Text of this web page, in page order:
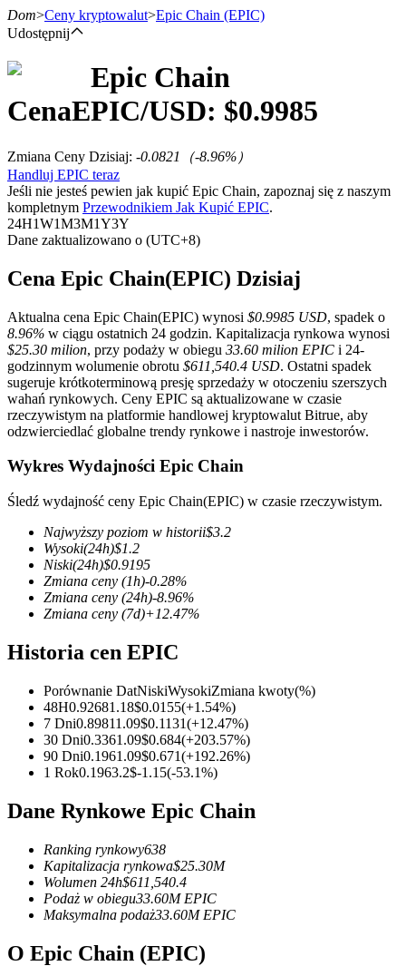
Kontrakty terminowe
Kontrakty terminowe na USDT
TradFi
Instrumenty pochodne na akcje, forex, metale szlachetne i
Kontrakty terminowe na USDC
Kontrakty futures wykorzystujące USDC jako zabezpieczenie
Dom>Ceny kryptowalut>Epic Chain (EPIC)
Udostępnij
Epic Chain
CenaEPIC/USD: $0.9985
Zmiana Ceny Dzisiaj: -0.0821 （-8.96%）
Handluj EPIC teraz
Jeśli nie jesteś pewien jak kupić Epic Chain, zapoznaj się z naszym
kompletnym Przewodnikiem Jak Kupić EPIC.
24H1W1M3M1Y3Y
Dane zaktualizowano o (UTC+8)
Cena Epic Chain(EPIC) Dzisiaj
Aktualna cena Epic Chain(EPIC) wynosi $0.9985 USD, spadek o
8.96% w ciągu ostatnich 24 godzin. Kapitalizacja rynkowa wynosi
$25.30 milion, przy podaży w obiegu 33.60 milion EPIC i 24-
godzinnym wolumenie obrotu $611,540.4 USD. Ostatni spadek
sugeruje krótkoterminową presję sprzedaży w otoczeniu szerszych
wahań rynkowych. Ceny EPIC są aktualizowane w czasie
rzeczywistym na platformie handlowej kryptowalut Bitrue, aby
odzwierciedlać globalne trendy rynkowe i nastroje inwestorów.
Wykres Wydajności Epic Chain
Śledź wydajność ceny Epic Chain(EPIC) w czasie rzeczywistym.
Najwyższy poziom w historii$3.2
Wysoki(24h)$1.2
Niski(24h)$0.9195
Zmiana ceny (1h)-0.28%
Zmiana ceny (24h)-8.96%
Zmiana ceny (7d)+12.47%
Historia cen EPIC
Porównanie DatNiskiWysokiZmiana kwoty(%)
48H0.92681.18$0.0155(+1.54%)
7 Dni0.89811.09$0.1131(+12.47%)
30 Dni0.3361.09$0.684(+203.57%)
90 Dni0.1961.09$0.671(+192.26%)
1 Rok0.1963.2$-1.15(-53.1%)
Dane Rynkowe Epic Chain
Ranking rynkowy638
Kapitalizacja rynkowa$25.30M
Wolumen 24h$611,540.4
Podaż w obiegu33.60M EPIC
Maksymalna podaż33.60M EPIC
O Epic Chain (EPIC)